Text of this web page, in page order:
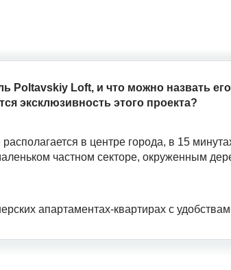
Poltavskiy Loft, и что можно назвать
эксклюзивность этого проекта?
в центре города, в 15
частном секторе, окруженным
апартаментах-квартирах с